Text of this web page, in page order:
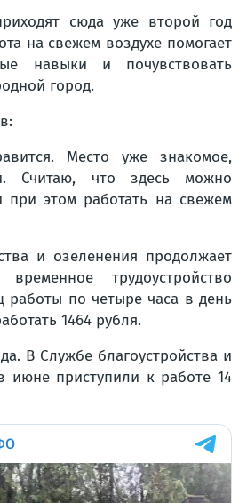
сюда уже второй год
на свежем воздухе помогает
навыки и почувствовать
город.
Место уже знакомое,
Считаю, что здесь можно
при этом работать на свежем
и озеленения продолжает
трудоустройство
работы по четыре часа в день
1464 рубля.